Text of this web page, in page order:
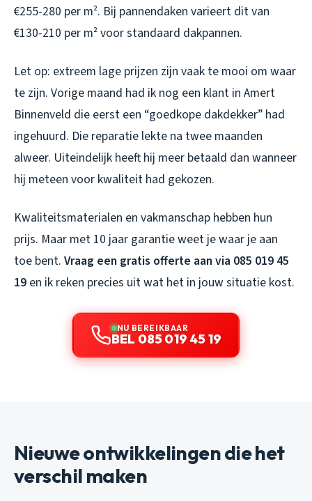
€255-280 per m². Bij pannendaken varieert dit van
€130-210 per m² voor standaard dakpannen.
Let op: extreem lage prijzen zijn vaak te mooi om waar
te zijn. Vorige maand had ik nog een klant in Amert
Binnenveld die eerst een “goedkope dakdekker” had
ingehuurd. Die reparatie lekte na twee maanden
alweer. Uiteindelijk heeft hij meer betaald dan wanneer
hij meteen voor kwaliteit had gekozen.
Kwaliteitsmaterialen en vakmanschap hebben hun
prijs. Maar met 10 jaar garantie weet je waar je aan
toe bent. Vraag een gratis offerte aan via 085 019 45
19 en ik reken precies uit wat het in jouw situatie kost.
NU BEREIKBAAR
BEL 085 019 45 19
Nieuwe ontwikkelingen die het
verschil maken